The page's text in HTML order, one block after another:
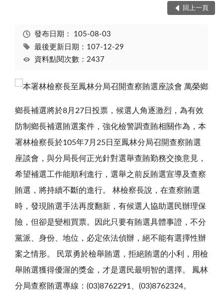
回上一頁
發布日期： 105-08-03
最後更新日期：107-12-29
資料點閱次數：2437
萬榮鄉
鄉長補選將於8月27日投票，候選人角逐激烈，為有效
防制鄉長補選賄選案件，強化檢警調查賄相關作為，本
署林檢察長於105年7月25日至鳳林分局召開查察賄選
座談會，與分局長何正光針對選舉查賄勤務交換意見，
希望補選工作能順利進行，選舉之前反賄選宣導及查察
賄選，將持續不斷的進行。 林檢察長說，在查察賄選
時，發現賄選手法再度翻新，有候選人協助選民辦理保
險，但卻是變相買票。因此只要有賄選具體事證，不分
黨派、身份、地位，必定依法偵辦，絕不能有選擇性辦
案之情形。 民眾勇於檢舉賄選，拒絕賄選的小利，用檢
舉賄選獲得優渥的獎金，才是選民最明智的選擇。 鳳林
分局查察賄選專線：(03)8762291、(03)8762324。